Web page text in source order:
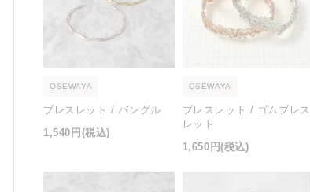
OSEWAYA
ブレスレット / バングル
1,540円(税込)
OSEWAYA
ブレスレット / ゴムブレス
レット
1,650円(税込)